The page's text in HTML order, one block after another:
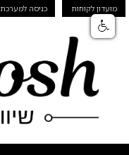
מועדון לקוחות כניסה למערכת